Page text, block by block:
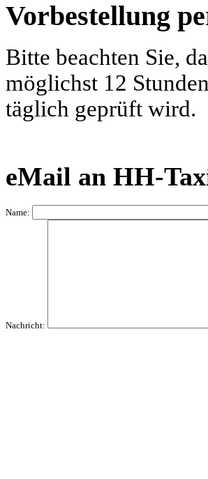
Vorbestellung
Bitte beachten Sie,
möglichst 12
täglich geprüft wird.
eMail an HH-
Name:
Nachricht: